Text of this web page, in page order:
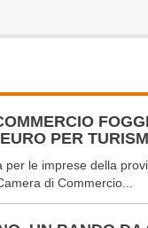
PER
per le imprese della
di Commercio...